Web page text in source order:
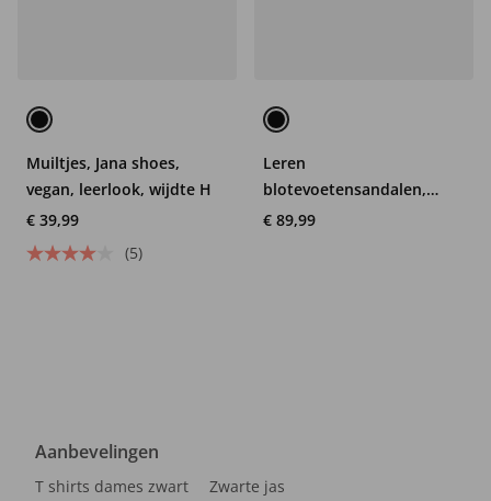
Muiltjes, Jana shoes,
vegan, leerlook, wijdte H
€ 39,99
(5)
Leren
blotevoetensandalen,
Josef Seibel,
€ 89,99
Aanbevelingen
T shirts dames zwart
Zwarte jas